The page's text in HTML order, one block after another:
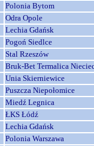
Polonia Bytom
Odra Opole
Lechia Gdańsk
Pogoń Siedlce
Stal Rzeszów
Bruk-Bet Termalica
Unia Skierniewice
Puszcza Niepołomice
Miedź Legnica
ŁKS Łódź
Lechia Gdańsk
Polonia Warszawa